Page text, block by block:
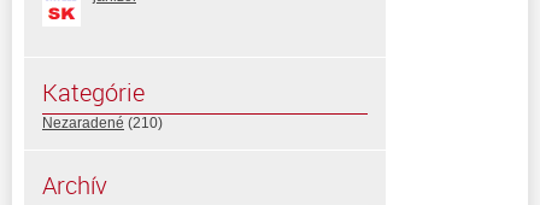
Kategórie
Nezaradené (210)
Archív